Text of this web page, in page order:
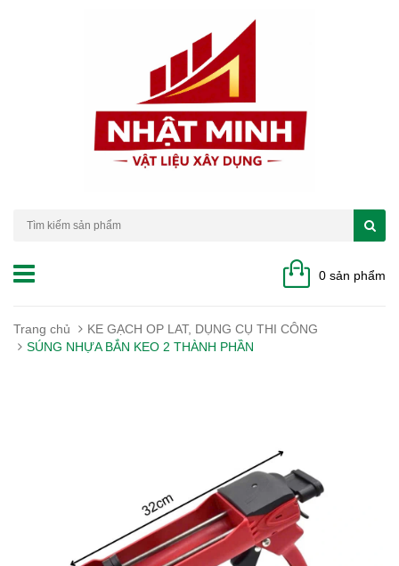
0 sản phẩm
Trang chủ
KE GẠCH OP LAT, DỤNG CỤ THI CÔNG
SÚNG NHỰA BẮN KEO 2 THÀNH PHẦN